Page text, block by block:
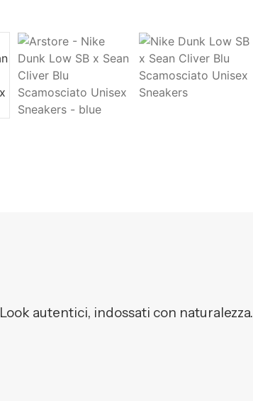
Look autentici, indossati con naturalezza.